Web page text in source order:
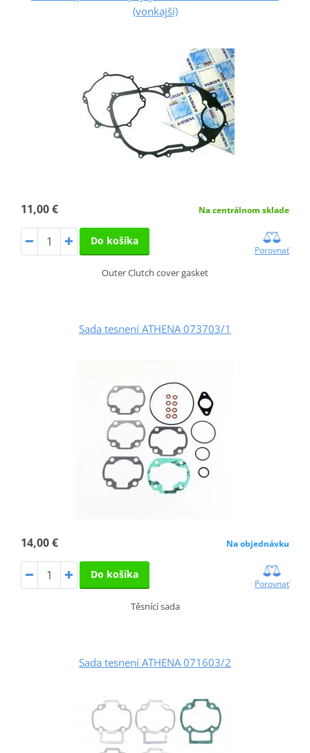
(vonkajší)
11,00 € Na centrálnom sklade
Do košíka
Porovnať
Outer Clutch cover gasket
Sada tesnení ATHENA 073703/1
14,00 € Na objednávku
Do košíka
Porovnať
Těsnící sada
Sada tesnení ATHENA 071603/2